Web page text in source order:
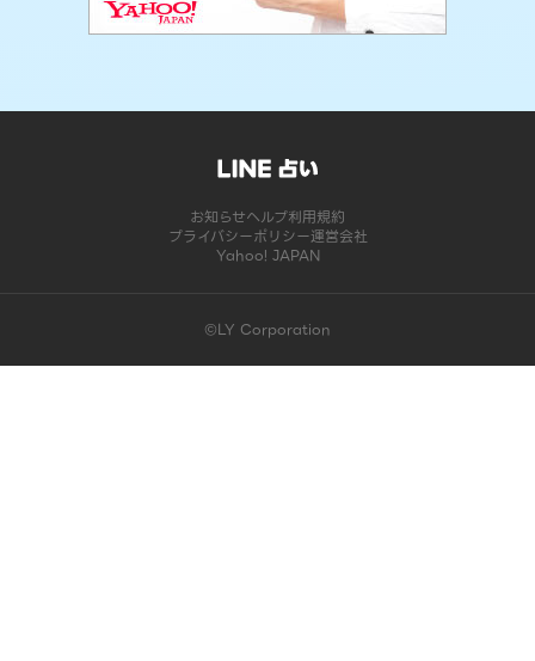
お知らせヘルプ利用規約
プライバシーポリシー運営会社
Yahoo! JAPAN
©LY Corporation
このコンテンツは掲載が終了しました | LINE占い